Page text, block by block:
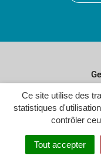
Ce site utilise des
statistiques
contrôler
Tout accepter